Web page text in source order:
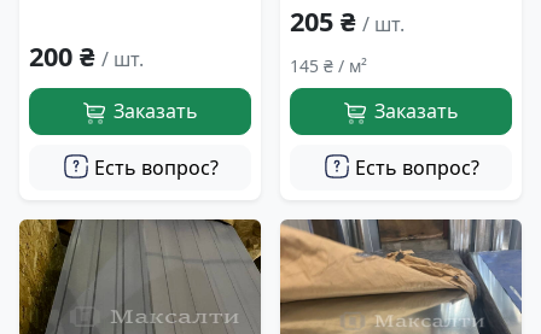
200 ₴ / шт.
Заказать
Есть вопрос?
205 ₴ / шт.
145 ₴ / м²
Заказать
Есть вопрос?